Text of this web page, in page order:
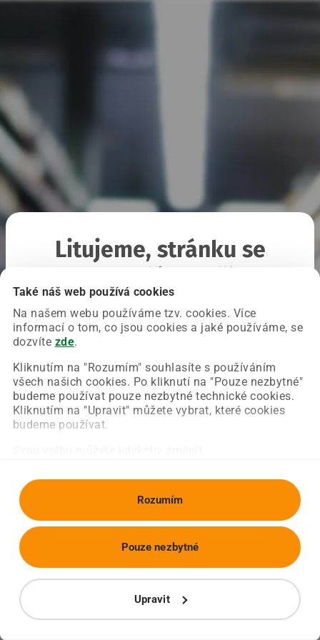
Také náš web používá cookies
Na našem webu používáme tzv. cookies. Více
informací o tom, co jsou cookies a jaké používáme, se
dozvíte zde.
Kliknutím na "Rozumím" souhlasíte s používáním
všech našich cookies. Po kliknutí na "Pouze nezbytné"
budeme používat pouze nezbytné technické cookies.
Kliknutím na "Upravit" můžete vybrat, které cookies
budeme používat.
Rozumím
Upravit
Pouze nezbytné
Litujeme, stránku se
Chyba nastala na naší straně a už ji opravujeme.
Zkuste prosím znovu načíst požadovanou stránku.
Obnovit stránku Úvodní strana